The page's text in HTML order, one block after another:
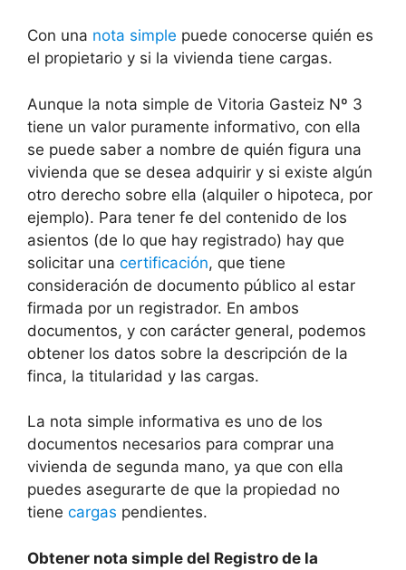
Con una nota simple puede conocerse quién es
el propietario y si la vivienda tiene cargas.
Aunque la nota simple de Vitoria Gasteiz Nº 3
tiene un valor puramente informativo, con ella
se puede saber a nombre de quién figura una
vivienda que se desea adquirir y si existe algún
otro derecho sobre ella (alquiler o hipoteca, por
ejemplo). Para tener fe del contenido de los
asientos (de lo que hay registrado) hay que
solicitar una certificación, que tiene
consideración de documento público al estar
firmada por un registrador. En ambos
documentos, y con carácter general, podemos
obtener los datos sobre la descripción de la
finca, la titularidad y las cargas.
La nota simple informativa es uno de los
documentos necesarios para comprar una
vivienda de segunda mano, ya que con ella
puedes asegurarte de que la propiedad no
tiene cargas pendientes.
Obtener nota simple del Registro de la